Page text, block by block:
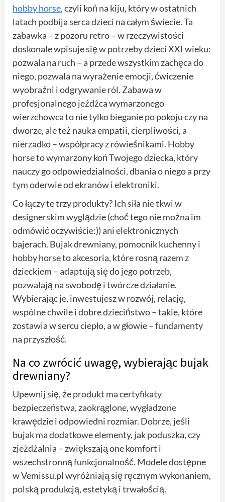
hobby horse, czyli koń na kiju, który w ostatnich
latach podbija serca dzieci na całym świecie. Ta
zabawka – z pozoru retro – w rzeczywistości
doskonale wpisuje się w potrzeby dzieci XXI wieku:
pozwala na ruch – a przede wszystkim zachęca do
niego, pozwala na wyrażenie emocji, ćwiczenie
wyobraźni i odgrywanie ról. Zabawa w
profesjonalnego jeźdźca wymarzonego
wierzchowca to nie tylko bieganie po pokoju czy na
dworze, ale też nauka empatii, cierpliwości, a
nierzadko – współpracy z rówieśnikami. Hobby
horse to wymarzony koń Twojego dziecka, który
nauczy go odpowiedzialności, dbania o niego a przy
tym oderwie od ekranów i elektroniki.
Co łączy te trzy produkty? Ich siła nie tkwi w
designerskim wyglądzie (choć tego nie można im
odmówić oczywiście:)) ani elektronicznych
bajerach. Bujak drewniany, pomocnik kuchenny i
hobby horse to akcesoria, które rosną razem z
dzieckiem – adaptują się do jego potrzeb,
pozwalają na swobodę i twórcze działanie.
Wybierając je, inwestujesz w rozwój, relację,
wspólne chwile i dobre dzieciństwo – takie, które
zostawia w sercu ciepło, a w głowie – fundamenty
na przyszłość.
Na co zwrócić uwagę, wybierając bujak
drewniany?
Upewnij się, że produkt ma certyfikaty
bezpieczeństwa, zaokrąglone, wygładzone
krawędzie i odpowiedni rozmiar. Dobrze, jeśli
bujak ma dodatkowe elementy, jak poduszka, czy
zjeżdżalnia – zwiększają one komfort i
wszechstronną funkcjonalność. Modele dostępne
w Vemissu.pl wyróżniają się ręcznym wykonaniem,
polską produkcją, estetyką i trwałością.